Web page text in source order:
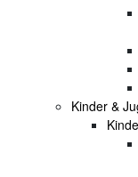
Kinder &